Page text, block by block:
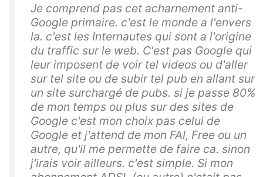
Je comprend pas cet acharnement anti-
Google primaire. c'est le monde a l'envers
la. c'est les Internautes qui sont a l'origine
du traffic sur le web. C'est pas Google qui
leur imposent de voir tel videos ou d'aller
sur tel site ou de subir tel pub en allant sur
un site surchargé de pubs. si je passe 80%
de mon temps ou plus sur des sites de
Google c'est mon choix pas celui de
Google et j'attend de mon FAI, Free ou un
autre, qu'il me permette de faire ca. sinon
j'irais voir ailleurs. c'est simple. Si mon